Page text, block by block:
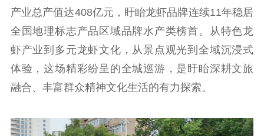
产业总产值达408亿元，盱眙龙虾品牌连续11年稳居
全国地理标志产品区域品牌水产类榜首。从特色龙
虾产业到多元龙虾文化，从景点观光到全域沉浸式
体验，这场精彩纷呈的全城巡游，是盱眙深耕文旅
融合、丰富群众精神文化生活的有力探索。